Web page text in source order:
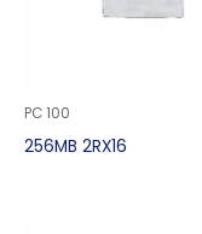
PC 100
256MB 2RX16